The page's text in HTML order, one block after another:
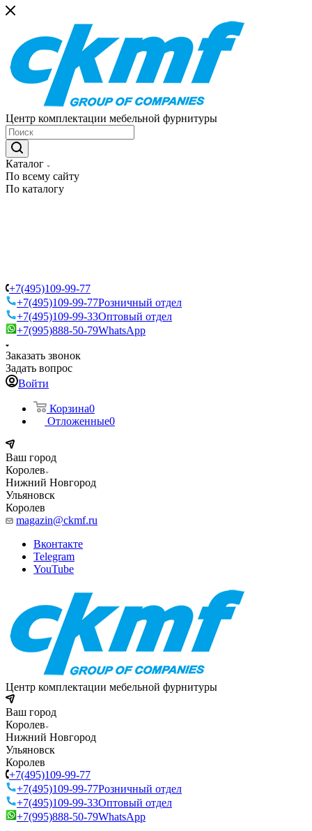
Центр комплектации мебельной фурнитуры
Каталог
По всему сайту
По каталогу
+7(495)109-99-77
+7(495)109-99-77Розничный отдел
+7(495)109-99-33Оптовый отдел
+7(995)888-50-79WhatsApp
Заказать звонок
Задать вопрос
Войти
Корзина0
Отложенные0
Ваш город
Королев
Нижний Новгород
Ульяновск
Королев
magazin@ckmf.ru
Вконтакте
Telegram
YouTube
Центр комплектации мебельной фурнитуры
Ваш город
Королев
Нижний Новгород
Ульяновск
Королев
+7(495)109-99-77
+7(495)109-99-77Розничный отдел
+7(495)109-99-33Оптовый отдел
+7(995)888-50-79WhatsApp